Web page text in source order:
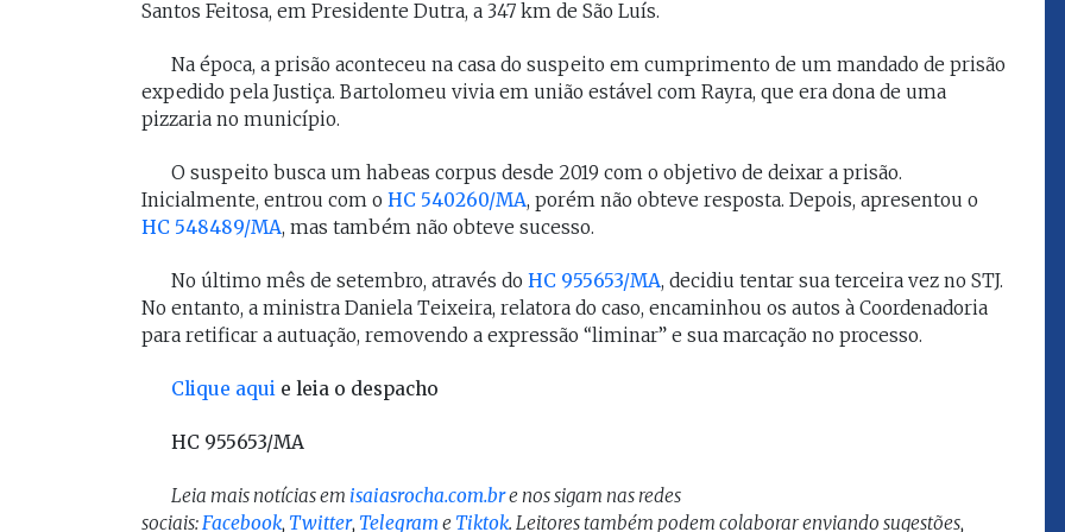
Santos Feitosa, em Presidente Dutra, a 347 km de São Luís.
Na época, a prisão aconteceu na casa do suspeito em cumprimento de um mandado de prisão
expedido pela Justiça. Bartolomeu vivia em união estável com Rayra, que era dona de uma
pizzaria no município.
O suspeito busca um habeas corpus desde 2019 com o objetivo de deixar a prisão.
Inicialmente, entrou com o HC 540260/MA, porém não obteve resposta. Depois, apresentou o
HC 548489/MA, mas também não obteve sucesso.
No último mês de setembro, através do HC 955653/MA, decidiu tentar sua terceira vez no STJ.
No entanto, a ministra Daniela Teixeira, relatora do caso, encaminhou os autos à Coordenadoria
para retificar a autuação, removendo a expressão “liminar” e sua marcação no processo.
Clique aquie leia o despacho
HC 955653/MA
Leia mais notícias em isaiasrocha.com.bre nos sigam nas redes
sociais:Facebook, Twitter, Telegrame Tiktok. Leitores também podem colaborar enviando sugestões,
porque nós temos
mais convergências do
divergências, somos da
geração.
FELIPE CAMARÃO
Procurador federal de
carreira e professor da
Procon/MA e atuou como
secretários da Segep,
Secma, Segov e Seduc. É
vice-governador do
Vossa Excelência que eu estou
fora."
Desembargador
maranhense desde março
de 2007. Ocupou o cargo de
diretor da Escola Superior
Maranhão (ESMAM) no
biênio 2017/2018 e de
corregedor-geral da Justiça
do Maranhão no biênio
FROZ SOBRINHO
onde foi Promotor de
Justiça. Como
desembargador exerceu a
biênio 2022/2024. É
presidente do TJMA no
biênio 2024/2026.